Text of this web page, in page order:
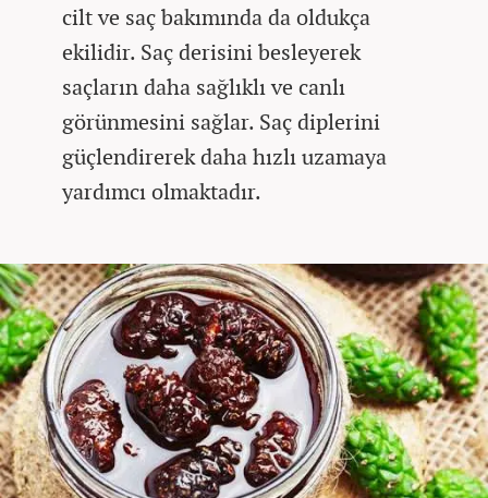
cilt ve saç bakımında da oldukça
ekilidir. Saç derisini besleyerek
saçların daha sağlıklı ve canlı
görünmesini sağlar. Saç diplerini
güçlendirerek daha hızlı uzamaya
yardımcı olmaktadır.